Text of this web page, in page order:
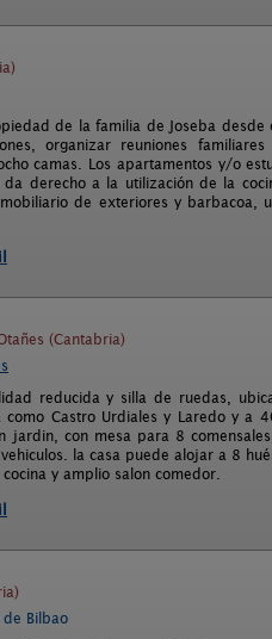
de la familia de Joseba desde
organizar reuniones
camas. Los apartamentos y/o
derecho a la utilización de la
de exteriores y barbacoa,
(Cantabria)
reducida y silla de ruedas,
Castro Urdiales y Laredo y a
jardin, con mesa para 8
la casa puede alojar a 8
y amplio salon comedor.
Bilbao